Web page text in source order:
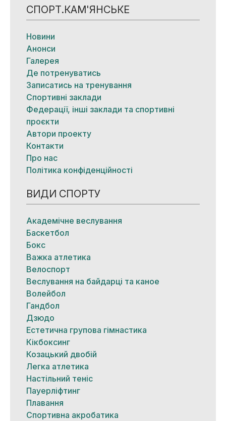
СПОРТ.КАМ'ЯНСЬКЕ
Новини
Анонси
Галерея
Де потренуватись
Записатись на тренування
Спортивні заклади
Федерації, інші заклади та спортивні
проєкти
Автори проекту
Контакти
Про нас
Політика конфіденційності
ВИДИ СПОРТУ
Академічне веслування
Баскетбол
Бокс
Важка атлетика
Велоспорт
Веслування на байдарці та каное
Волейбол
Гандбол
Дзюдо
Естетична групова гімнастика
Кікбоксинг
Козацький двобій
Легка атлетика
Настільний теніс
Пауерліфтинг
Плавання
Спортивна акробатика